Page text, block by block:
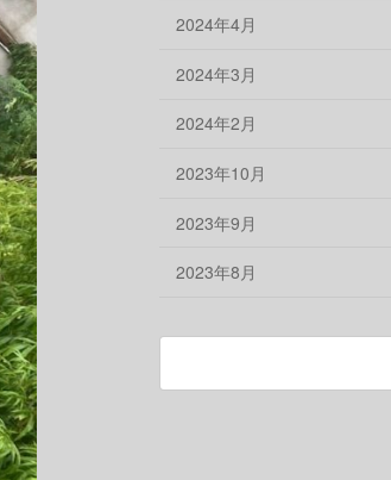
2024年4月
2024年3月
2024年2月
2023年10月
2023年9月
2023年8月